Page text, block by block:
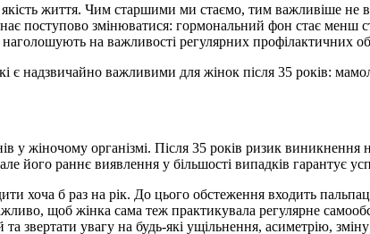
якість життя. Чим старшими ми стаємо, тим важливіше
поступово змінюватися: гормональний фон стає менш
на важливості регулярних профілактичних
надзвичайно важливими для жінок після 35 років:
у жіночому організмі. Після 35 років ризик
його раннє виявлення у більшості випадків гарантує
хоча б раз на рік. До цього обстеження входить
щоб жінка сама теж практикувала регулярне
звертати увагу на будь-які ущільнення, асиметрію,